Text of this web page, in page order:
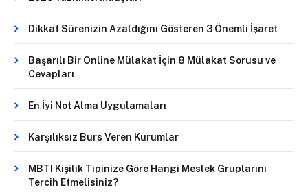
Dikkat Sürenizin Azaldığını Gösteren 3 Önemli İşaret
Başarılı Bir Online Mülakat İçin 8 Mülakat Sorusu ve
Cevapları
En İyi Not Alma Uygulamaları
Karşılıksız Burs Veren Kurumlar
MBTI Kişilik Tipinize Göre Hangi Meslek Gruplarını
Tercih Etmelisiniz?